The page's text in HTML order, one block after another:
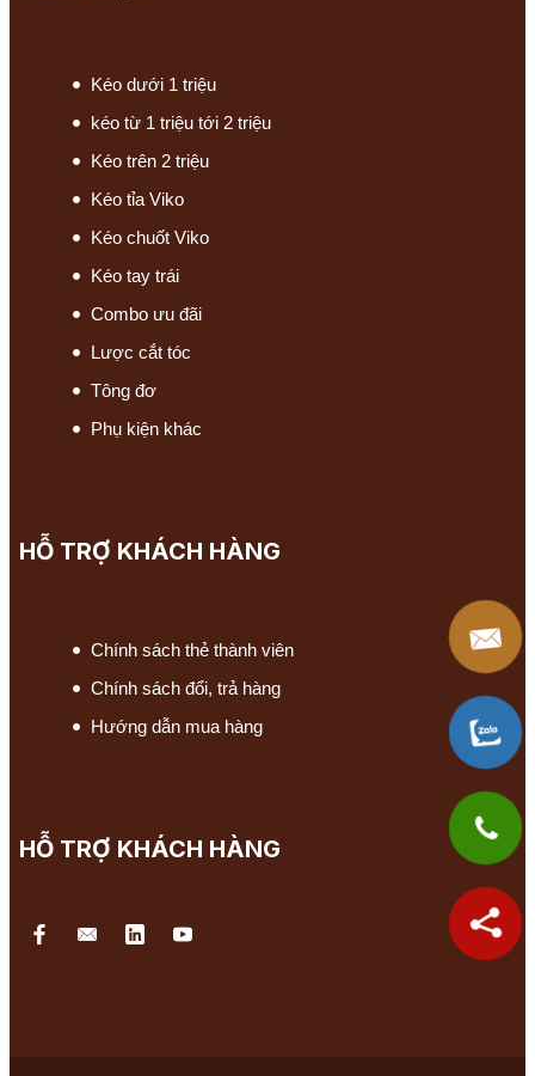
Kéo dưới 1 triệu
kéo từ 1 triệu tới 2 triệu
Kéo trên 2 triệu
Kéo tỉa Viko
Kéo chuốt Viko
Kéo tay trái
Combo ưu đãi
Lược cắt tóc
Tông đơ
Phụ kiện khác
HỖ TRỢ KHÁCH HÀNG
Chính sách thẻ thành viên
Chính sách đổi, trả hàng
Hướng dẫn mua hàng
HỖ TRỢ KHÁCH HÀNG